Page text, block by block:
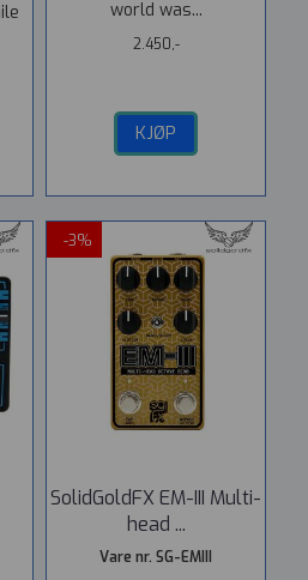
world was...
2.450,-
KJØP
-3%
SolidGoldFX EM-III Multi-
head ...
Vare nr. SG-EMIII